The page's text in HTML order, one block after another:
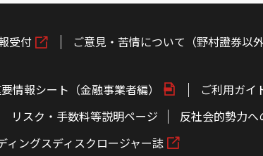
受付 ご意見・苦情について（野村證券以外
情報シート（金融事業者編） ご利用ガイ
リスク・手数料等説明ページ 反社会的勢力
ィングスディスクロージャー誌